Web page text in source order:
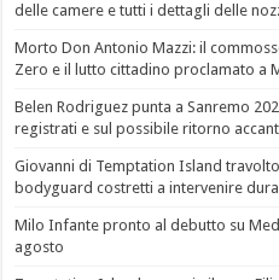
delle camere e tutti i dettagli delle
Morto Don Antonio Mazzi: il
Zero e il lutto cittadino proclamato a
Belen Rodriguez punta a Sanremo
registrati e sul possibile ritorno
Giovanni di Temptation Island
bodyguard costretti a intervenire
Milo Infante pronto al debutto su
agosto